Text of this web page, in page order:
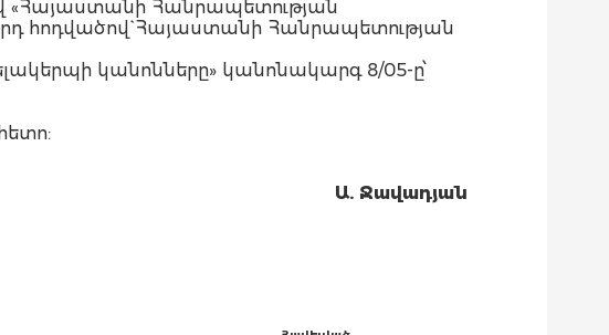
«Հայաստանի Հանրապետության
հոդվածով` Հայաստանի Հանրապետության
կանոնները» կանոնակարգ 8/05-ը՝
Ա. Ջավադյան